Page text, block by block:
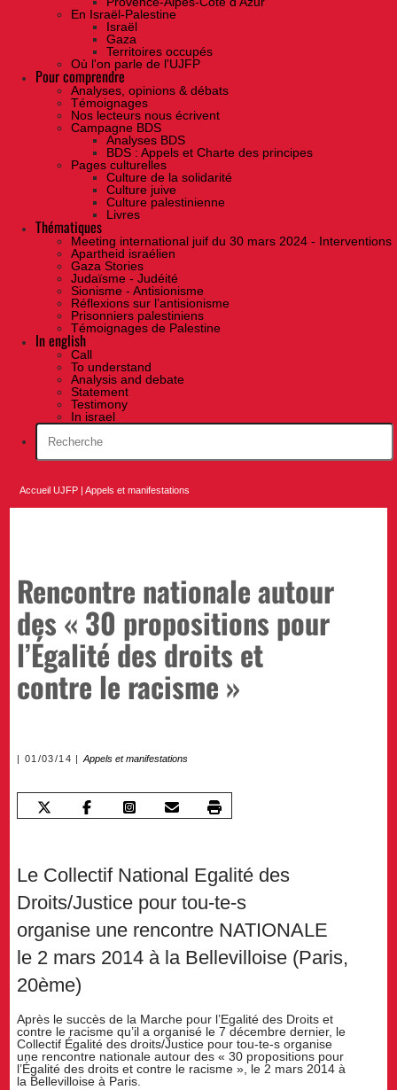
En Israël-Palestine
Israël
Gaza
Territoires occupés
Où l'on parle de l'UJFP
Pour comprendre
Analyses, opinions & débats
Témoignages
Nos lecteurs nous écrivent
Campagne BDS
Analyses BDS
BDS : Appels et Charte des principes
Pages culturelles
Culture de la solidarité
Culture juive
Culture palestinienne
Livres
Thématiques
Meeting international juif du 30 mars 2024 - Interventions
Apartheid israélien
Gaza Stories
Judaïsme - Judéité
Sionisme - Antisionisme
Réflexions sur l’antisionisme
Prisonniers palestiniens
Témoignages de Palestine
In english
Call
To understand
Analysis and debate
Statement
Testimony
In israel
Accueil UJFP |Appels et manifestations
Rencontre nationale autour
des « 30 propositions pour
l’Égalité des droits et
contre le racisme »
01/03/14 Appels et manifestations
Le Collectif National Egalité des
Droits/Justice pour tou-te-s
organise une rencontre NATIONALE
le 2 mars 2014 à la Bellevilloise (Paris,
20ème)
Après le succès de la Marche pour l’Egalité des Droits et
contre le racisme qu’il a organisé le 7 décembre dernier, le
Collectif Égalité des droits/Justice pour tou-te-s organise
une rencontre nationale autour des « 30 propositions pour
l’Égalité des droits et contre le racisme », le 2 mars 2014 à
la Bellevilloise à Paris.